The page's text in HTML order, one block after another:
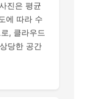
진은 평균
에 따라 수
, 클라우드
당한 공간